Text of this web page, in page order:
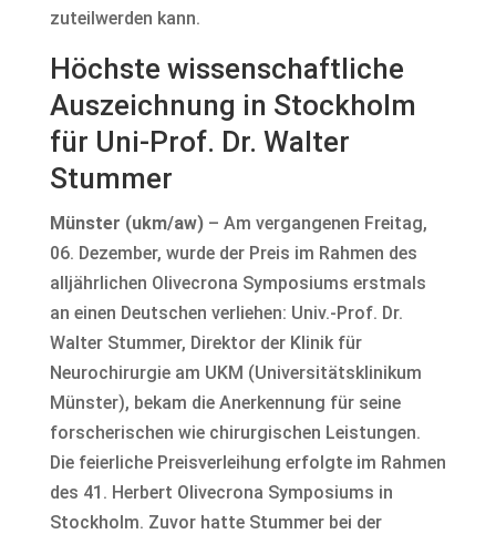
zuteilwerden kann.
Höchste wissenschaftliche
Auszeichnung in Stockholm
für Uni-Prof. Dr. Walter
Stummer
Münster (ukm/aw)– Am vergangenen Freitag,
06. Dezember, wurde der Preis im Rahmen des
alljährlichen Olivecrona Symposiums erstmals
an einen Deutschen verliehen: Univ.-Prof. Dr.
Walter Stummer, Direktor der Klinik für
Neurochirurgie am UKM (Universitätsklinikum
Münster), bekam die Anerkennung für seine
forscherischen wie chirurgischen Leistungen.
Die feierliche Preisverleihung erfolgte im Rahmen
des 41. Herbert Olivecrona Symposiums in
Stockholm. Zuvor hatte Stummer bei der